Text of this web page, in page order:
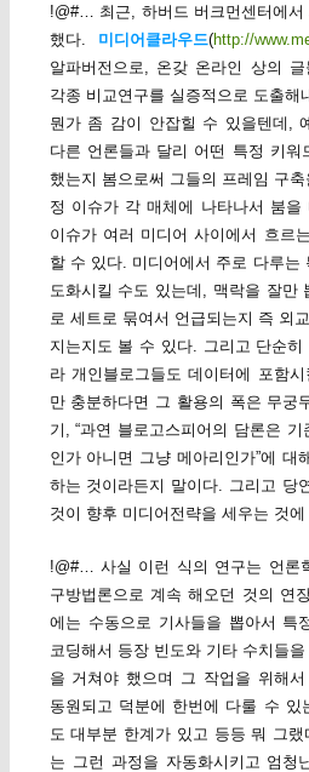
!@#… 최근, 하버드 버크먼센터에서
했다. 미디어클라우드(http://
알파버전으로, 온갖 온라인 상의
각종 비교연구를 실증적으로 도출해
뭔가 좀 감이 안잡힐 수 있을텐데,
다른 언론들과 달리 어떤 특정 키워
했는지 봄으로써 그들의 프레임 구
정 이슈가 각 매체에 나타나서 붐을
이슈가 여러 미디어 사이에서 흐르
할 수 있다. 미디어에서 주로 다루는
도화시킬 수도 있는데, 맥락을 잘만
로 세트로 묶여서 언급되는지 즉 외
지는지도 볼 수 있다. 그리고 단순히
라 개인블로그들도 데이터에 포함
만 충분하다면 그 활용의 폭은 무궁
기, “과연 블로고스피어의 담론은
인가 아니면 그냥 메아리인가”에 대
하는 것이라든지 말이다. 그리고 당
것이 향후 미디어전략을 세우는 것
!@#… 사실 이런 식의 연구는 언론
구방법론으로 계속 해오던 것의 연
에는 수동으로 기사들을 뽑아서 특
코딩해서 등장 빈도와 기타 수치들
을 거쳐야 했으며 그 작업을 위해
동원되고 덕분에 한번에 다룰 수 있
도 대부분 한계가 있고 등등 뭐 그
는 그런 과정을 자동화시키고 엄청